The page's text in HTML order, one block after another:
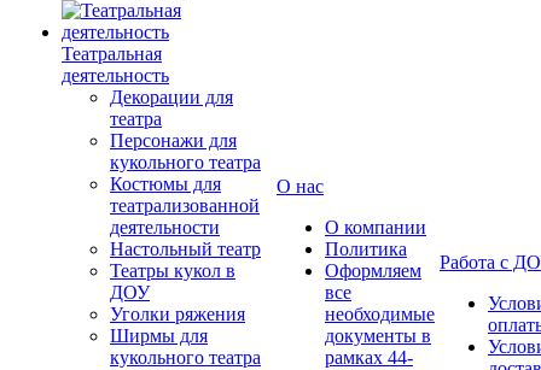
Театральная
деятельность
Декорации для
театра
Персонажи для
кукольного театра
Костюмы для
театрализованной
деятельности
Настольный театр
Театры кукол в
ДОУ
Уголки ряжения
Ширмы для
кукольного театра
О нас
О компании
Политика
Оформляем
все
необходимые
документы в
рамках 44-
Работа с